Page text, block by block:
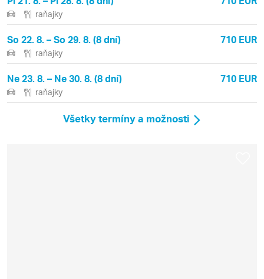
raňajky
So 22. 8. – So 29. 8. (8 dní) 710 EUR
raňajky
Ne 23. 8. – Ne 30. 8. (8 dní) 710 EUR
raňajky
Všetky termíny a možnosti